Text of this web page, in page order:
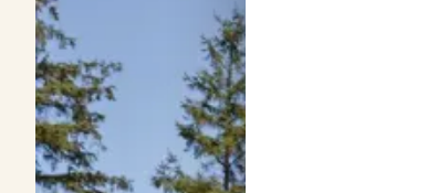
Freuen Sie sich auf abwechslungsreiche Urlaubstage in
Egal ob Sie Tage in der Natur oder in der nahegelegenen